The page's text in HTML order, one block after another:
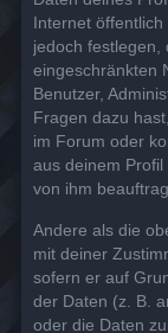
Internet
jedoch festlegen,
eingeschränkten
Benutzer,
Fragen dazu
im Forum oder
aus deinem
von ihm
Andere als die
mit deiner
sofern er auf
der Daten (z. B.
oder die Daten